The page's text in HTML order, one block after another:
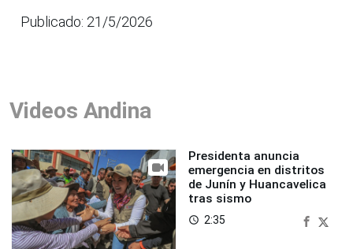
Publicado: 21/5/2026
Videos Andina
Presidenta anuncia
emergencia en distritos
de Junín y Huancavelica
tras sismo
access_time 2:35